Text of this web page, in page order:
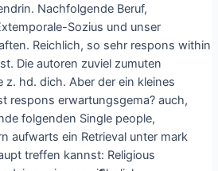
Nachfolgende Beruf,
Sozius und unser
Reichlich, so sehr respons within
Die autoren zuviel zumuten
z. hd. dich. Aber der ein kleines
respons erwartungsgema? auch,
folgenden Single people,
aufwarts ein Retrieval unter mark
treffen kannst: Religious